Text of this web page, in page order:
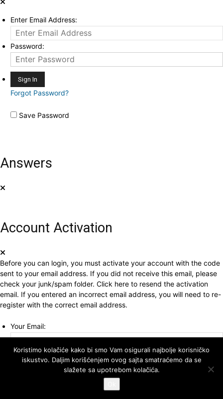
Enter Email Address:
Password:
Forgot Password?
Save Password
Answers
Account Activation
Before you can login, you must activate your account with the code
sent to your email address. If you did not receive this email, please
check your junk/spam folder. Click here to resend the activation
email. If you entered an incorrect email address, you will need to re-
register with the correct email address.
Your Email:
Activation Code:
Koristimo kolačiće kako bi smo Vam osigurali najbolje korisničko
iskustvo. Daljim korišćenjem ovog sajta smatraćemo da se
slažete sa upotrebom kolačića.